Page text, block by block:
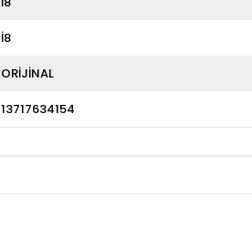
İ8
ORİJİNAL
13717634154